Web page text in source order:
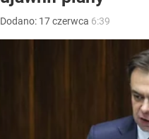
Dodano: 17czerwca 6:39